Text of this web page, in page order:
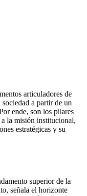
articuladores de
a partir de un
ende, son los pilares
la misión institucional,
estratégicas y su
superior de la
señala el horizonte